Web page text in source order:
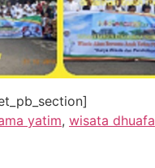
yatim, wisata dhuafa